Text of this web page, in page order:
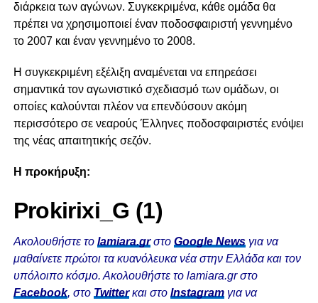
διάρκεια των αγώνων. Συγκεκριμένα, κάθε ομάδα θα
πρέπει να χρησιμοποιεί έναν ποδοσφαιριστή γεννημένο
το 2007 και έναν γεννημένο το 2008.
Η συγκεκριμένη εξέλιξη αναμένεται να επηρεάσει
σημαντικά τον αγωνιστικό σχεδιασμό των ομάδων, οι
οποίες καλούνται πλέον να επενδύσουν ακόμη
περισσότερο σε νεαρούς Έλληνες ποδοσφαιριστές ενόψει
της νέας απαιτητικής σεζόν.
Η προκήρυξη:
Prokirixi_G (1)
Ακολουθήστε το lamiara.grστο Google Newsγια να
μαθαίνετε πρώτοι τα κυανόλευκα νέα στην Ελλάδα και τον
υπόλοιπο κόσμο. Ακολουθήστε το lamiara.gr στο
Facebook, στο Twitterκαι στο Instagram για να